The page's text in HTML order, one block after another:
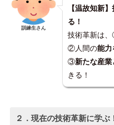
訓練生さん
【温故知新
る！
技術革新は
②人間の能力
③新たな産
きる！
２．現在の技術革新に学ぶ